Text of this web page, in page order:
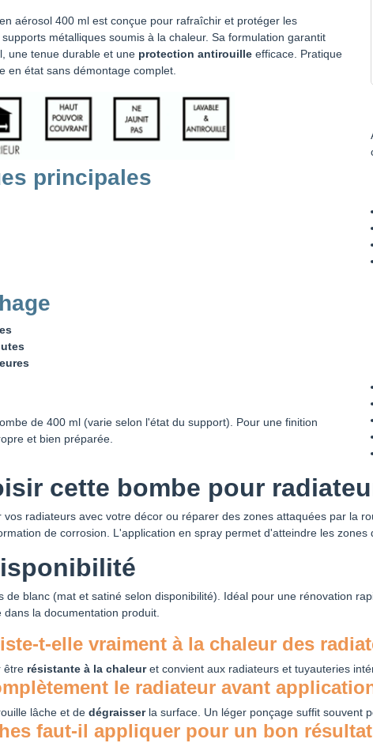
aérosol 400 ml est conçue pour rafraîchir et protéger les
métalliques soumis à la chaleur. Sa formulation garantit
une tenue durable et une protection antirouille efficace. Pratique
en état sans démontage complet.
principales
de 400 ml (varie selon l'état du support). Pour une finition
et bien préparée.
cette bombe pour
radiateurs avec votre décor ou réparer des zones attaquées par la
de corrosion. L'application en spray permet d'atteindre les
de blanc (mat et satiné selon disponibilité). Idéal pour une rénovation
la documentation produit.
t-elle vraiment à la chaleur des
être résistante à la chaleuret convient aux radiateurs et tuyauteries
le radiateur avant
lâche et de dégraisserla surface. Un léger ponçage suffit souvent
faut-il appliquer pour un bon